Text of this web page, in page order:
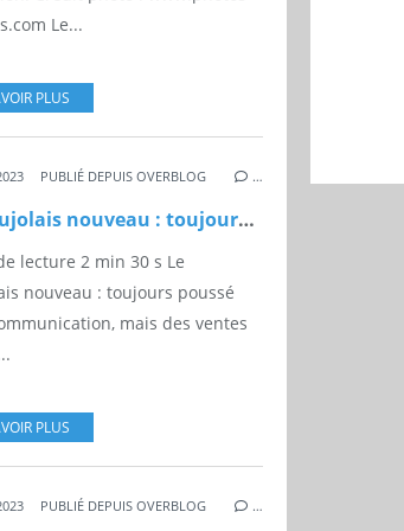
Le...
PLUS
,BEAUJOLAIS NOUVEAUX,BEAUJOLAIS VILLAGES
PUBLIÉ DEPUIS OVERBLOG …
Le beaujolais nouveau : toujours poussé par la communication, mais des ventes de plus en plus poussives.
lecture 2 min 30 s Le
nouveau : toujours poussé
mais des ventes
PLUS
FRANCE,EMC-MAGAZINE.COM
PUBLIÉ DEPUIS OVERBLOG …